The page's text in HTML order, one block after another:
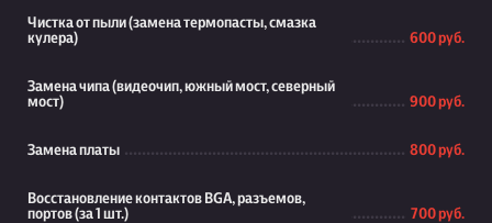
Чистка от пыли (замена термопасты, смазка
кулера)
600 руб.
Замена чипа (видеочип, южный мост, северный
мост)
900 руб.
Замена платы 800 руб.
Восстановление контактов BGA, разъемов,
портов (за 1 шт.)
700 руб.